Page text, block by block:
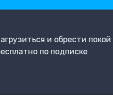
и обрести покой
по подписке